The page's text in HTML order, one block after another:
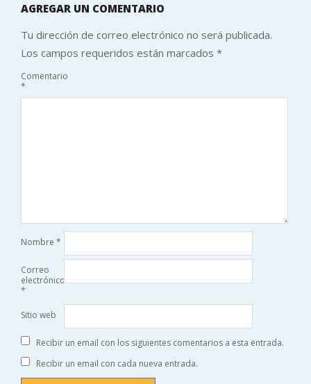
AGREGAR UN COMENTARIO
Tu dirección de correo electrónico no será publicada.
Los campos requeridos están marcados *
Comentario
*
Nombre *
Correo
electrónico
*
Sitio web
Recibir un email con los siguientes comentarios a esta entrada.
Recibir un email con cada nueva entrada.